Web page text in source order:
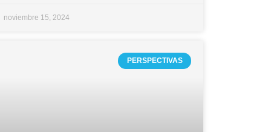
noviembre 15, 2024
PERSPECTIVAS